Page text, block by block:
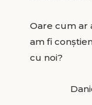
Oare cum ar
am fi
cu noi?